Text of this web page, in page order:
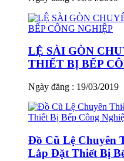
LỆ SÀI GÒN
THIẾT BỊ BẾP
Ngày đăng : 19/03/2019
Đồ Cũ Lệ Chuyên
Lắp Đặt Thiết Bị